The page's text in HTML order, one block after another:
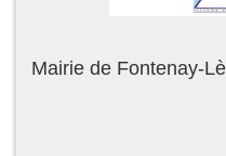
Mairie de Fontenay-